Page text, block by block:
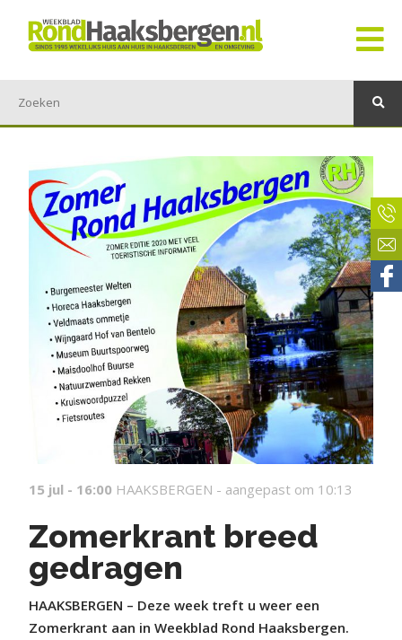
15 jul - 16:00 HAAKSBERGEN - aangepast om 10:13
Zomerkrant breed
gedragen
HAAKSBERGEN – Deze week treft u weer een
Zomerkrant aan in Weekblad Rond Haaksbergen.